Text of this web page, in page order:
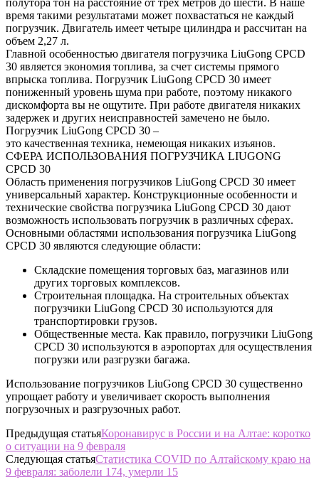
время такими результатами может похвастаться не каждый
погрузчик. Двигатель имеет четыре цилиндра и рассчитан на
объем 2,27 л.
Главной особенностью двигателя погрузчика LiuGong CPCD
30 является экономия топлива, за счет системы прямого
впрыска топлива. Погрузчик LiuGong CPCD 30 имеет
пониженный уровень шума при работе, поэтому никакого
дискомфорта вы не ощутите. При работе двигателя никаких
задержек и других неисправностей замечено не было.
Погрузчик LiuGong CPCD 30 –
это качественная техника, немеющая никаких изъянов.
СФЕРА ИСПОЛЬЗОВАНИЯ ПОГРУЗЧИКА LIUGONG
CPCD 30
Область применения погрузчиков LiuGong CPCD 30 имеет
универсальный характер. Конструкционные особенности и
технические свойства погрузчика LiuGong CPCD 30 дают
возможность использовать погрузчик в различных сферах.
Основными областями использования погрузчика LiuGong
CPCD 30 являются следующие области:
Складские помещения торговых баз, магазинов или
других торговых комплексов.
Строительная площадка. На строительных объектах
погрузчики LiuGong CPCD 30 используются для
транспортировки грузов.
Общественные места. Как правило, погрузчики LiuGong
CPCD 30 используются в аэропортах для осуществления
погрузки или разгрузки багажа.
Использование погрузчиков LiuGong CPCD 30 существенно
упрощает работу и увеличивает скорость выполнения
погрузочных и разгрузочных работ.
Предыдущая статьяКоронавирус в России и на Алтае: коротко
о ситуации на 9 февраля
Следующая статьяСтатистика COVID по Алтайскому краю на
9 февраля: заболели 174, умерли 15